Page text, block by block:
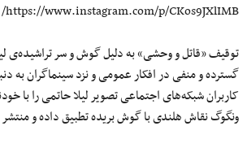
https://www.instagram.com/p/CKos9JXlIMB/
توقیف «قاتل و وحشی» به دلیل گوش و سر تراشیده‌ی
گسترده و منفی در افکار عمومی و نزد سینماگران به
کاربران شبکه‌های اجتماعی تصویر لیلا حاتمی را با
ونگوگ نقاش هلندی با گوش بریده تطبیق داده و منتشر